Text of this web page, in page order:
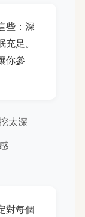
些：深
足。
你參
太深
對每個